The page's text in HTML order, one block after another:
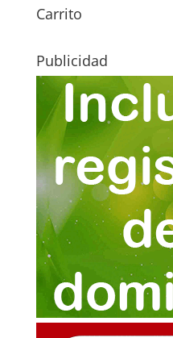
Carrito
Publicidad